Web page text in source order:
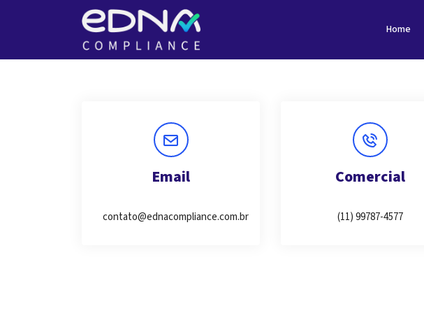
Home
Email
contato@ednacompliance.com.br
Comercial
(11) 99787-4577